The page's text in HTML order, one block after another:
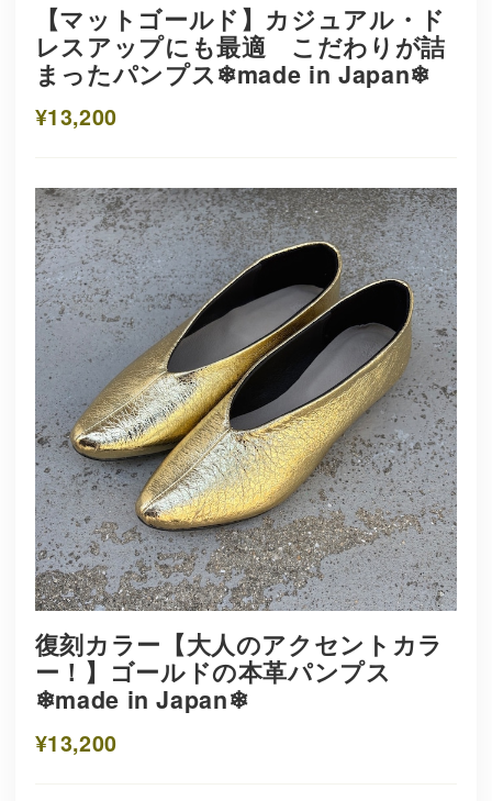
【マットゴールド】カジュアル・ド
レスアップにも最適 こだわりが詰
まったパンプス❄︎made in Japan❄︎
¥13,200
復刻カラー【大人のアクセントカラ
ー！】ゴールドの本革パンプス
❄︎made in Japan❄︎
¥13,200